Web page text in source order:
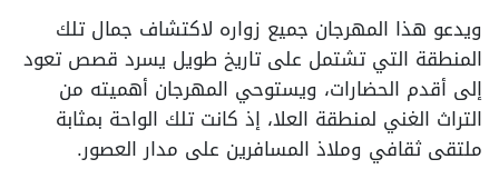
ويدعو هذا المهرجان جميع زواره لاكتشاف جمال تلك
المنطقة التي تشتمل على تاريخ طويل يسرد قصص تعود
إلى أقدم الحضارات، ويستوحي المهرجان أهميته من
التراث الغني لمنطقة العلا، إذ كانت تلك الواحة بمثابة
ملتقى ثقافي وملاذ المسافرين على مدار العصور.